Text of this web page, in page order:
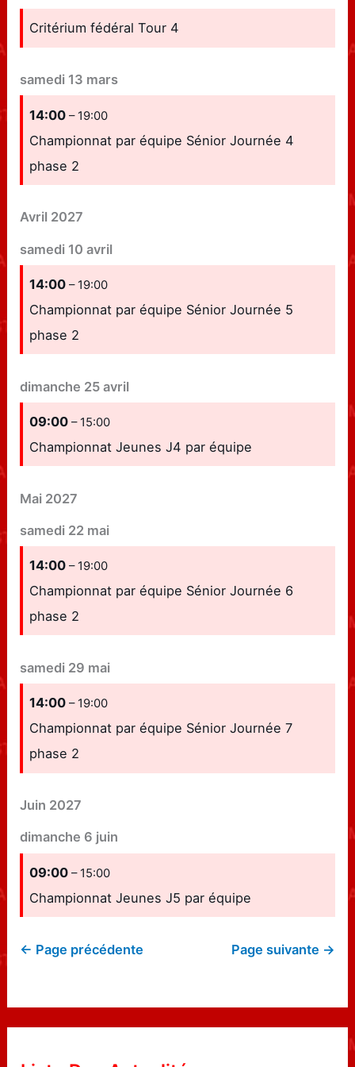
Critérium fédéral Tour 4
samedi 13 mars
14:00– 19:00
Championnat par équipe Sénior Journée 4
phase 2
Avril 2027
samedi 10 avril
14:00– 19:00
Championnat par équipe Sénior Journée 5
phase 2
dimanche 25 avril
09:00– 15:00
Championnat Jeunes J4 par équipe
Mai 2027
samedi 22 mai
14:00– 19:00
Championnat par équipe Sénior Journée 6
phase 2
samedi 29 mai
14:00– 19:00
Championnat par équipe Sénior Journée 7
phase 2
Juin 2027
dimanche 6 juin
09:00– 15:00
Championnat Jeunes J5 par équipe
← Page précédente Page suivante →